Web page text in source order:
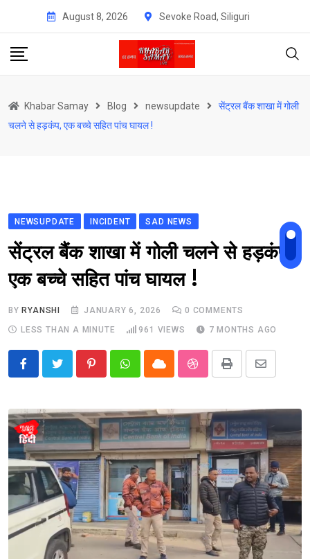
content
August 8, 2026 Sevoke Road, Siliguri
Khabar Samay Blog newsupdate
सेंट्रल बैंक शाखा में गोली
चलने से हड़कंप, एक बच्चे सहित पांच घायल !
NEWSUPDATE INCIDENT SAD NEWS
सेंट्रल बैंक शाखा में गोली चलने से हड़कंप,
एक बच्चे सहित पांच घायल !
BY RYANSHI JANUARY 6, 2026 0 COMMENTS
LESS THAN A MINUTE
961 VIEWS 7 MONTHS AGO
PinterestWhatsappCloud StumbleUpon
Print
Share
Email